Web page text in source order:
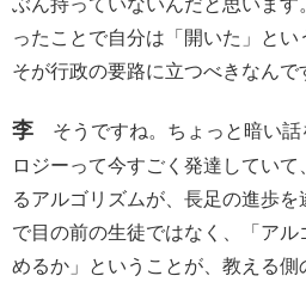
ぶん持っていないんだと思いま
ったことで自分は「開いた」とい
そが行政の要路に立つべきなんで
李 そうですね。ちょっと暗い話
ロジーって今すごく発達してい
るアルゴリズムが、長足の進歩
で目の前の生徒ではなく、「ア
めるか」ということが、教える